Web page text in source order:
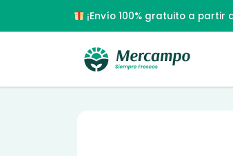
¡Envío 100% gratuito a partir